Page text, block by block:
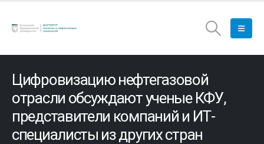
Цифровизацию нефтегазовой
отрасли обсуждают ученые КФУ,
представители компаний и ИТ-
специалисты из других стран